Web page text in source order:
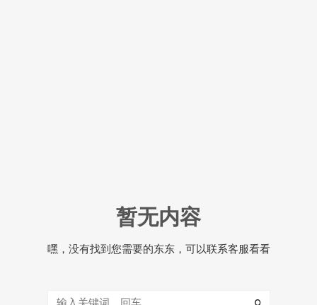
暂无内容
嘿，没有找到您需要的东东，可以联系客服看看